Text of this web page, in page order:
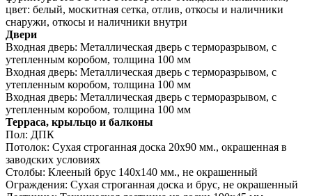
цвет: белый, москитная сетка, отлив, откосы и наличники
снаружи, откосы и наличники внутри
Двери
Входная дверь: Металлическая дверь с терморазрывом, с
утепленным коробом, толщина 100 мм
Входная дверь: Металлическая дверь с терморазрывом, с
утепленным коробом, толщина 100 мм
Входная дверь: Металлическая дверь с терморазрывом, с
утепленным коробом, толщина 100 мм
Терраса, крыльцо и балконы
Пол: ДПК
Потолок: Сухая строганная доска 20х90 мм., окрашенная в
заводских условиях
Столбы: Клееный брус 140х140 мм., не окрашенный
Ограждения: Сухая строганная доска и брус, не окрашенный